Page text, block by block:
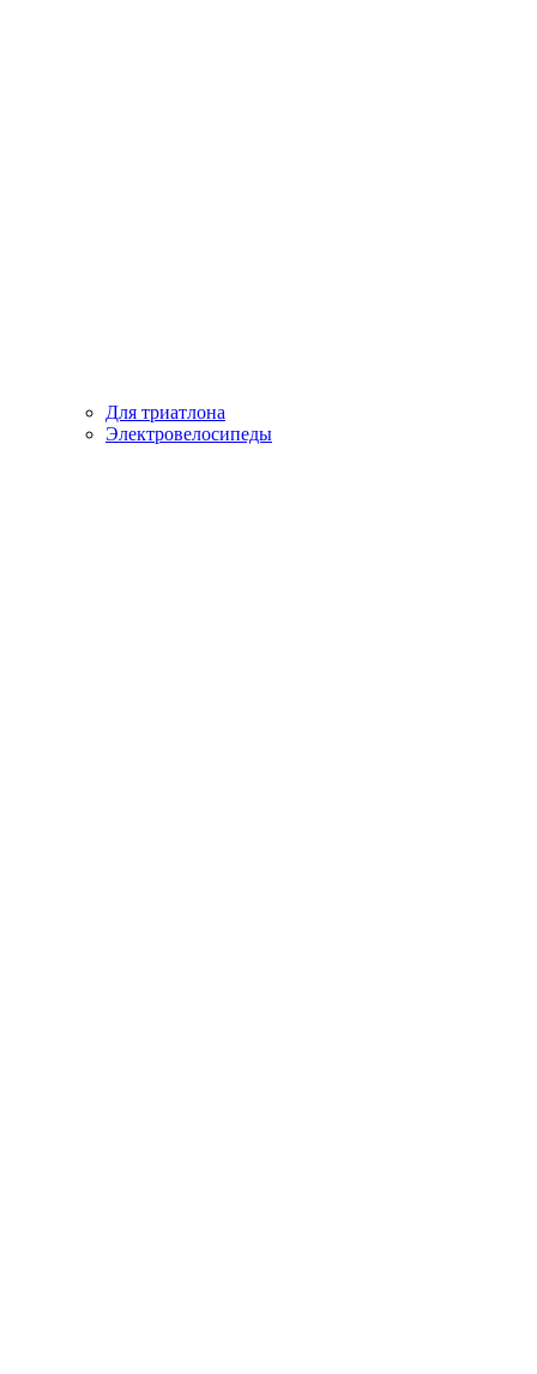
Для триатлона
Электровелосипеды